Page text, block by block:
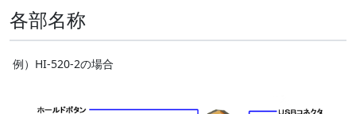
各部名称
例）HI-520-2の場合